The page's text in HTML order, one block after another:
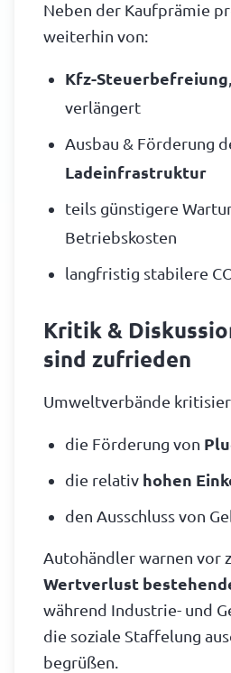
Neben der Kaufprämie
weiterhin von:
Kfz-Steuerbefreiung
verlängert
Ausbau & Förderung
Ladeinfrastruktur
teils günstigere
Betriebskosten
langfristig stabilere
Kritik &
sind zufrieden
Umweltverbände
die Förderung von
die relativ hohen
den Ausschluss von
Autohändler warnen vor
Wertverlust
während Industrie- und
die soziale Staffelung
begrüßen.